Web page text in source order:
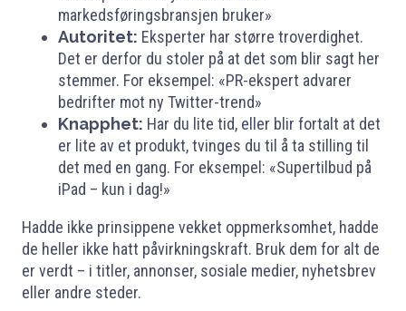
markedsføringsbransjen bruker»
Autoritet: Eksperter har større troverdighet.
Det er derfor du stoler på at det som blir sagt her
stemmer. For eksempel: «PR-ekspert advarer
bedrifter mot ny Twitter-trend»
Knapphet: Har du lite tid, eller blir fortalt at det
er lite av et produkt, tvinges du til å ta stilling til
det med en gang. For eksempel: «Supertilbud på
iPad – kun i dag!»
Hadde ikke prinsippene vekket oppmerksomhet, hadde
de heller ikke hatt påvirkningskraft. Bruk dem for alt de
er verdt – i titler, annonser, sosiale medier, nyhetsbrev
eller andre steder.